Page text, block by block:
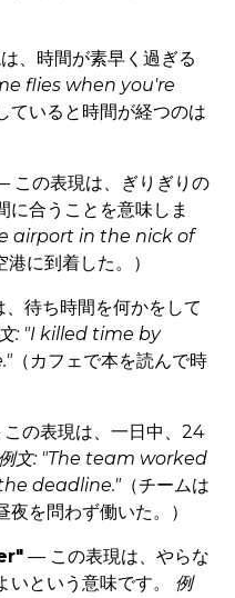
、時間が素早く過ぎる
flies when you're
ていると時間が経つのは
この表現は、ぎりぎりの
に合うことを意味しま
airport in the nick of
に到着した。）
待ち時間を何かをして
: "I killed time by
（カフェで本を読んで時
の表現は、一日中、24
例文: "The team worked
deadline."（チームは
を問わず働いた。）
— この表現は、やらな
いという意味です。 例